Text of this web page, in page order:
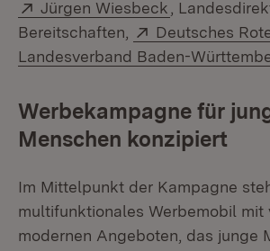
Extern:
Jürgen Wiesbeck (Öffnet in
,
Bereitschaften,
Extern:
Deutsches
Landesverband Baden-
Werbekampagne für
Menschen konzipiert
Im Mittelpunkt der Kampagne
multifunktionales Werbemobil mit
modernen Angeboten, das junge